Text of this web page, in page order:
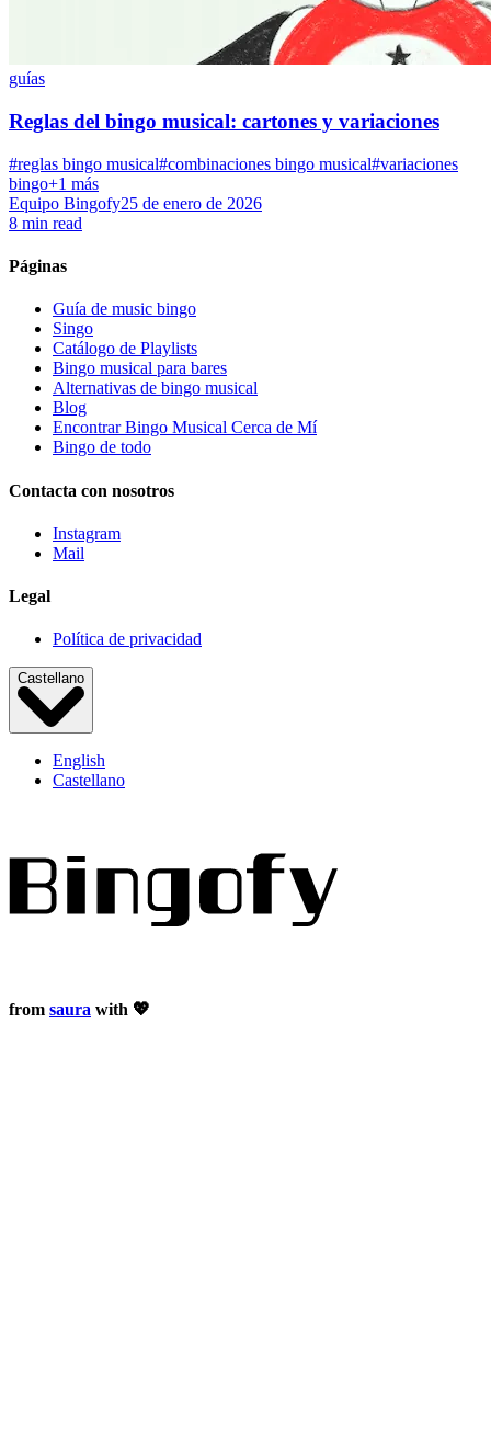
guías
Reglas del bingo musical: cartones y variaciones
#reglas bingo musical#combinaciones bingo musical#variaciones
bingo+1 más
Equipo Bingofy25 de enero de 2026
8 min read
Páginas
Guía de music bingo
Singo
Catálogo de Playlists
Bingo musical para bares
Alternativas de bingo musical
Blog
Encontrar Bingo Musical Cerca de Mí
Bingo de todo
Contacta con nosotros
Instagram
Mail
Legal
Política de privacidad
Castellano
English
Castellano
from saura with 💖